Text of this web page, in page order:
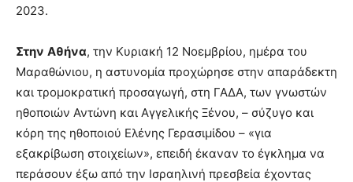
2023.
Στην Αθήνα, την Κυριακή 12 Νοεμβρίου, ημέρα του
Μαραθώνιου, η αστυνομία προχώρησε στην απαράδεκτη
και τρομοκρατική προσαγωγή, στη ΓΑΔΑ, των γνωστών
ηθοποιών Αντώνη και Αγγελικής Ξένου, – σύζυγο και
κόρη της ηθοποιού Ελένης Γερασιμίδου – «για
εξακρίβωση στοιχείων», επειδή έκαναν το έγκλημα να
περάσουν έξω από την Ισραηλινή πρεσβεία έχοντας